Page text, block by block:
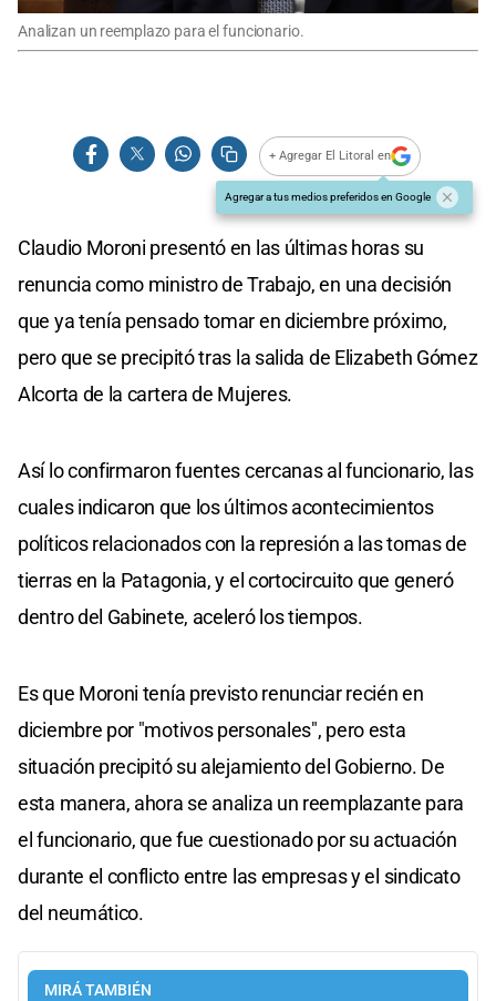
Analizan un reemplazo para el funcionario.
+ Agregar El Litoral en
Agregar a tus medios preferidos en Google
Claudio Moroni presentó en las últimas horas su
renuncia como ministro de Trabajo, en una decisión
que ya tenía pensado tomar en diciembre próximo,
pero que se precipitó tras la salida de Elizabeth Gómez
Alcorta de la cartera de Mujeres.
Así lo confirmaron fuentes cercanas al funcionario, las
cuales indicaron que los últimos acontecimientos
políticos relacionados con la represión a las tomas de
tierras en la Patagonia, y el cortocircuito que generó
dentro del Gabinete, aceleró los tiempos.
Es que Moroni tenía previsto renunciar recién en
diciembre por "motivos personales", pero esta
situación precipitó su alejamiento del Gobierno. De
esta manera, ahora se analiza un reemplazante para
el funcionario, que fue cuestionado por su actuación
durante el conflicto entre las empresas y el sindicato
del neumático.
MIRÁ TAMBIÉN